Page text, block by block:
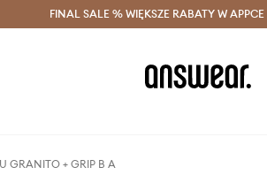
Oszczędzaj z Answear Club > Dostawa
FINAL SALE % WIĘKSZE RABATY W APPCE
GRANITO + GRIP B A